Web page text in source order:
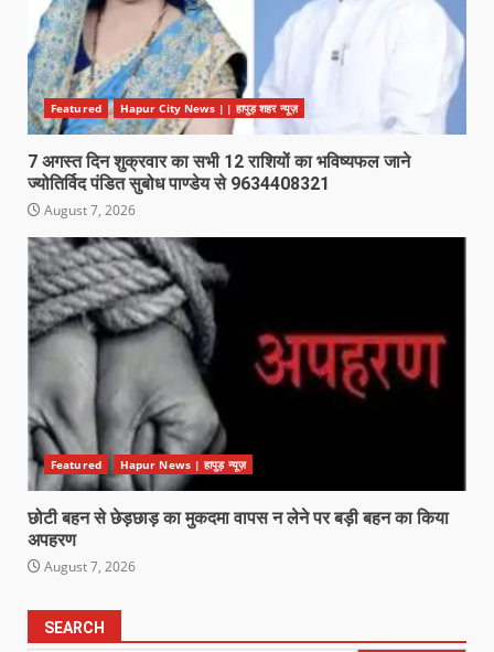
Featured Hapur City News || हापुड़ शहर न्यूज़
7 अगस्त दिन शुक्रवार का सभी 12 राशियों का भविष्यफल जाने
ज्योतिर्विद पंडित सुबोध पाण्डेय से 9634408321
August 7, 2026
Featured Hapur News | हापुड़ न्यूज़
छोटी बहन से छेड़छाड़ का मुकदमा वापस न लेने पर बड़ी बहन का किया
अपहरण
August 7, 2026
SEARCH